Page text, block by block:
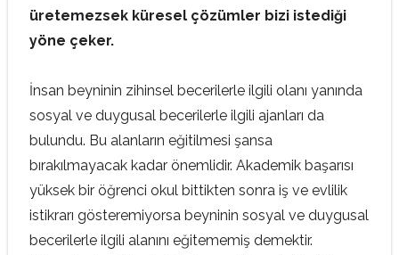
üretemezsek küresel çözümler bizi istediği
yöne çeker.
İnsan beyninin zihinsel becerilerle ilgili olanı yanında
sosyal ve duygusal becerilerle ilgili ajanları da
bulundu. Bu alanların eğitilmesi şansa
bırakılmayacak kadar önemlidir. Akademik başarısı
yüksek bir öğrenci okul bittikten sonra iş ve evlilik
istikrarı gösteremiyorsa beyninin sosyal ve duygusal
becerilerle ilgili alanını eğitememiş demektir.